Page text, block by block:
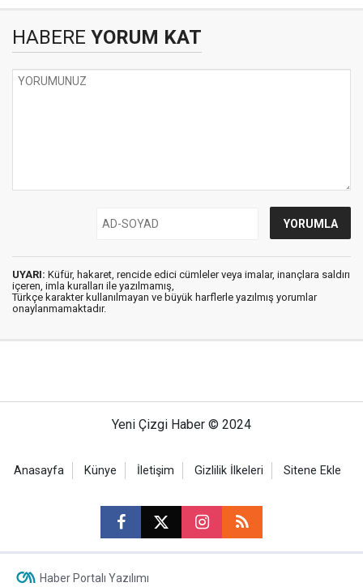
HABERE YORUM KAT
UYARI: Küfür, hakaret, rencide edici cümleler veya imalar, inançlara saldırı
içeren, imla kuralları ile yazılmamış,
Türkçe karakter kullanılmayan ve büyük harflerle yazılmış yorumlar
onaylanmamaktadır.
Yeni Çizgi Haber © 2024
Anasayfa Künye İletişim Gizlilik İlkeleri Sitene Ekle
Haber Portalı Yazılımı